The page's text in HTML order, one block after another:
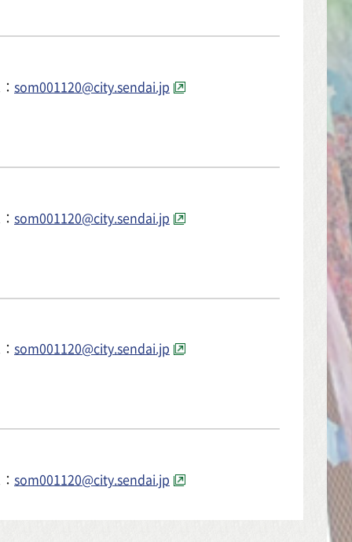
som001120@city.sendai.jp
som001120@city.sendai.jp
som001120@city.sendai.jp
som001120@city.sendai.jp